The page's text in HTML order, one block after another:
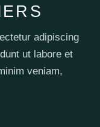
adipiscing
ut labore et
veniam,